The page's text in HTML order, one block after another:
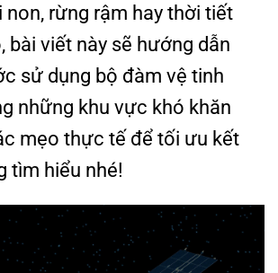
non, rừng rậm hay thời tiết
bài viết này sẽ hướng dẫn
sử dụng bộ đàm vệ tinh
những khu vực khó khăn
mẹo thực tế để tối ưu kết
tìm hiểu nhé!